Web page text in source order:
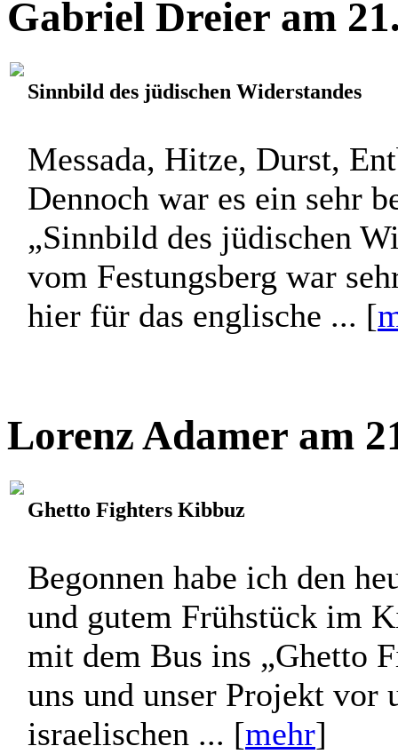
Gabriel Dreier am
Sinnbild des jüdischen Widerstandes
Messada, Hitze, Durst,
Dennoch war es ein sehr
„Sinnbild des jüdischen
vom Festungsberg war
hier für das englische ... [
Lorenz Adamer am
Ghetto Fighters Kibbuz
Begonnen habe ich den
und gutem Frühstück im
mit dem Bus ins „Ghetto
uns und unser Projekt vor
israelischen ... [mehr]